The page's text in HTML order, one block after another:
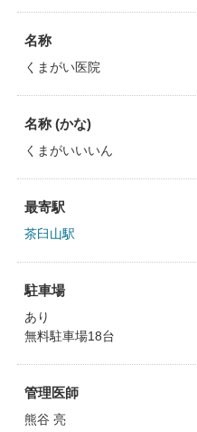
名称
くまがい医院
名称 (かな)
くまがいいいん
最寄駅
茶臼山駅
駐車場
あり
無料駐車場18台
管理医師
熊谷 亮